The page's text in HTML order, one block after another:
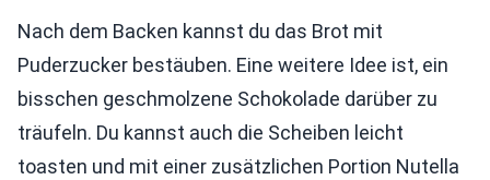
Nach dem Backen kannst du das Brot mit
Puderzucker bestäuben. Eine weitere Idee ist, ein
bisschen geschmolzene Schokolade darüber zu
träufeln. Du kannst auch die Scheiben leicht
toasten und mit einer zusätzlichen Portion Nutella